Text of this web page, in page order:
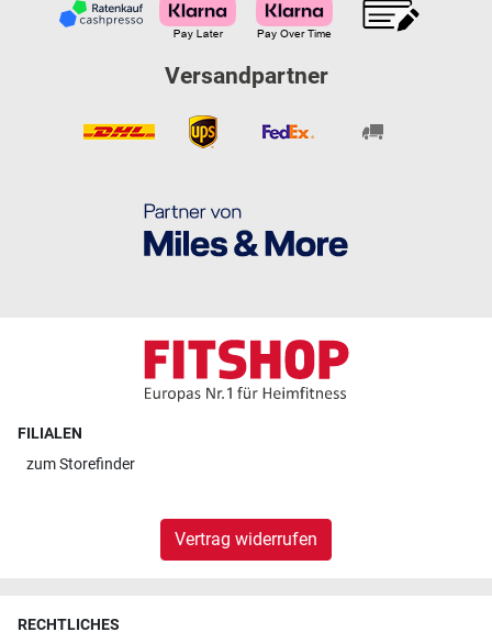
Versandpartner
FILIALEN
zumStorefinder
Vertrag widerrufen
RECHTLICHES